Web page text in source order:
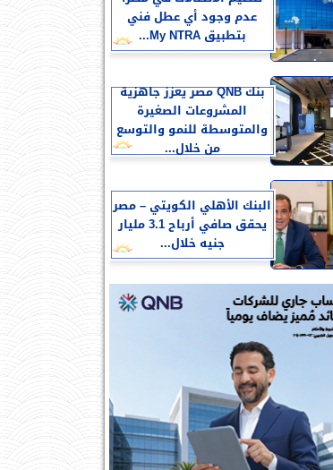
عدم وجود أي عطل فني
بتطبيق My NTRA...
بنك QNB مصر يعزز جاهزية
المشروعات الصغيرة
والمتوسطة للنمو والتوسع
من خلال...
البنك الأهلي الكويتي – مصر
يحقق صافي أرباح 3.1 مليار
جنيه خلال...